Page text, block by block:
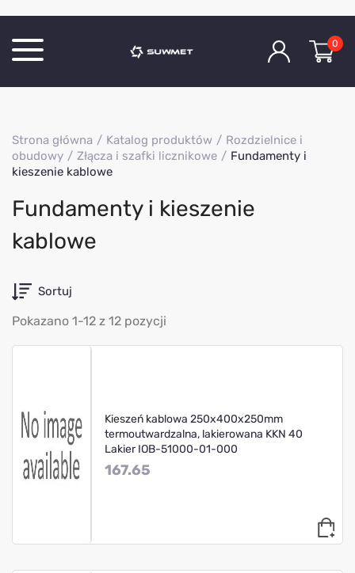
O Firmie
Aktualności
Kontakt
0
Strona główna Katalog produktów
Rozdzielnice i
obudowy
Złącza i szafki licznikowe
Fundamenty i
kieszenie kablowe
Fundamenty i kieszenie
kablowe
Sortuj
Pokazano 1-12 z 12 pozycji
Kieszeń kablowa 250x400x250mm
termoutwardzalna, lakierowana KKN 40
Lakier IOB-51000-01-000
167.65